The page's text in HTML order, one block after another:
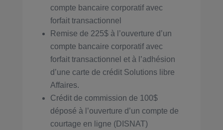
compte bancaire corporatif avec
forfait transactionnel
Remise de 225$ à l’ouverture d’un
compte bancaire corporatif avec
forfait transactionnel et à l’adhésion
d’une carte de crédit Solutions libre
Affaires.
Crédit de commission de 100$
déposé à l’ouverture d’un compte de
courtage en ligne (DISNAT)